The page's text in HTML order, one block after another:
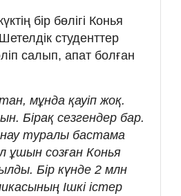
бір бөлігі Конья
студенттер
салып, апат болған
мұнда қауіп жоқ.
Бірақ сезгендер бар.
туралы бастама
ұшын созған Конья
Бір күнде 2 млн
Ішкі істер